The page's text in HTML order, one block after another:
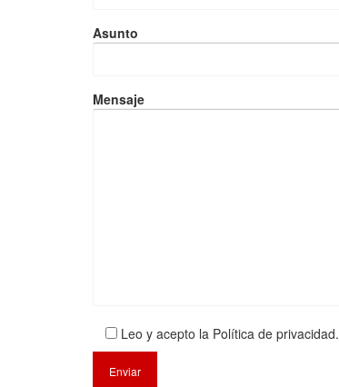
Asunto
Mensaje
Leo y acepto la Política de privacidad.